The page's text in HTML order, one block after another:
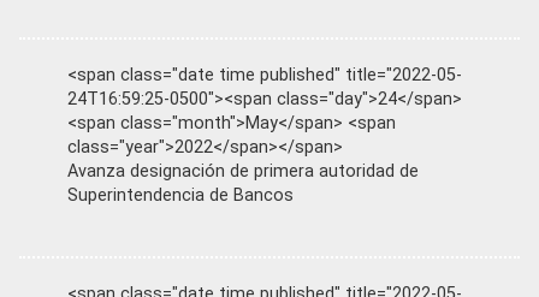
<span class="date time published" title="2022-05-
24T16:59:25-0500"><span class="day">24</span>
<span class="month">May</span> <span
class="year">2022</span></span>
Avanza designación de primera autoridad de
Superintendencia de Bancos